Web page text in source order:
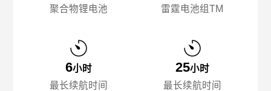
聚合物锂电池
6小时
最长续航时间
雷霆电池组TM
25小时
最长续航时间